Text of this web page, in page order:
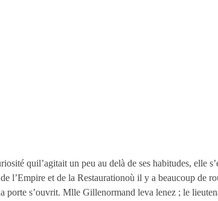
quil’agitait un peu au delà de ses habitudes, elle
l’Empire et de la Restaurationoù il y a beaucoup de
porte s’ouvrit. Mlle Gillenormand leva lenez ; le